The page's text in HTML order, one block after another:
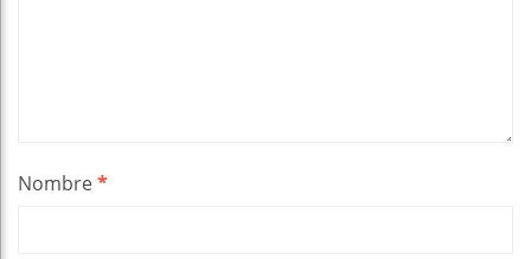
Nombre*